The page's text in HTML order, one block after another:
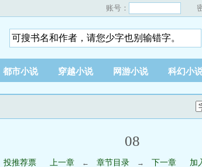
账号：
都市小说 穿越小说 网游小说 科幻小
08
投推荐票 上一章 ← 章节目录 → 下一章 加